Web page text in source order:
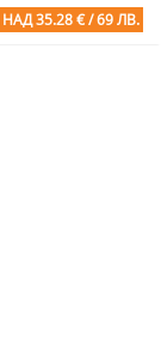
НАД 35.28 € / 69 ЛВ.